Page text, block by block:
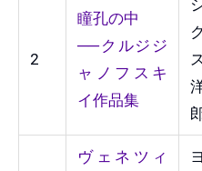
2
瞳孔の中
──クルジジ
ャノフスキ
イ作品集
ヴェネツィ